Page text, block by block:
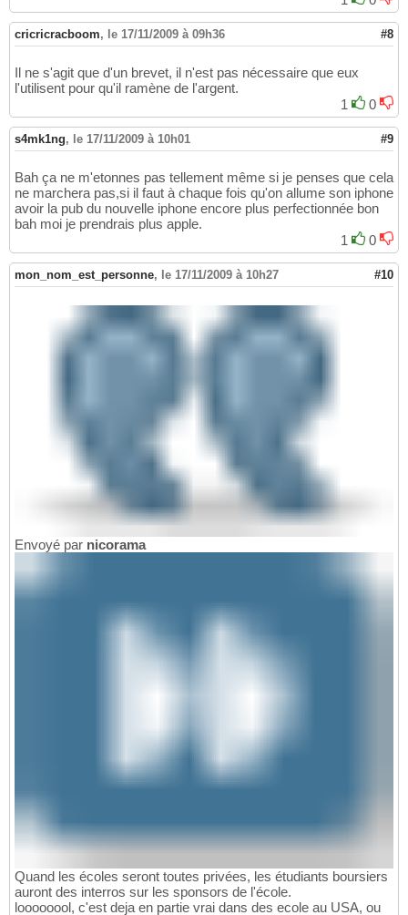
cricricracboom, le 17/11/2009 à 09h36 #8
Il ne s'agit que d'un brevet, il n'est pas nécessaire que eux
l'utilisent pour qu'il ramène de l'argent.
1
0
s4mk1ng, le 17/11/2009 à 10h01 #9
Bah ça ne m'etonnes pas tellement même si je penses que cela
ne marchera pas,si il faut à chaque fois qu'on allume son iphone
avoir la pub du nouvelle iphone encore plus perfectionnée bon
bah moi je prendrais plus apple.
1
0
mon_nom_est_personne, le 17/11/2009 à 10h27 #10
Envoyé par nicorama
Quand les écoles seront toutes privées, les étudiants boursiers
auront des interros sur les sponsors de l'école.
loooooool, c'est deja en partie vrai dans des ecole au USA, ou